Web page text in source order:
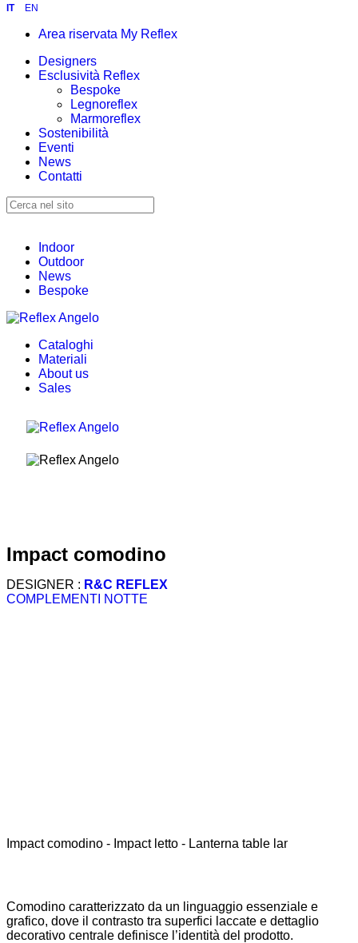
IT EN
Area riservata My Reflex
Designers
Esclusività Reflex
Bespoke
Legnoreflex
Marmoreflex
Sostenibilità
Eventi
News
Contatti
Indoor
Outdoor
News
Bespoke
Cataloghi
Materiali
About us
Sales
impact comodino
DESIGNER : R&C REFLEX
COMPLEMENTI NOTTE
Impact comodino - Impact letto - Lanterna table lamp
Comodino caratterizzato da un linguaggio essenziale e
grafico, dove il contrasto tra superfici laccate e dettaglio
decorativo centrale definisce l’identità del prodotto.